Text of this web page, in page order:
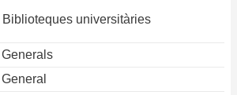
Biblioteques universitàries